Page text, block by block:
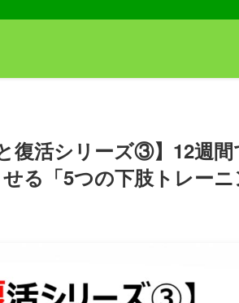
復活シリーズ③】12週間
る「5つの下肢トレーニ